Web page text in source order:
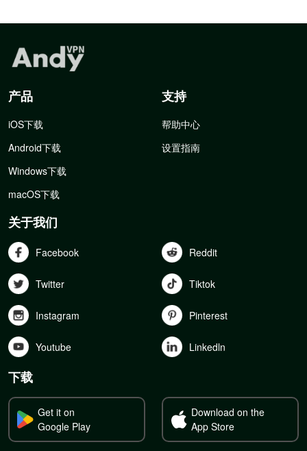
产品
iOS下载
Android下载
Windows下载
macOS下载
支持
帮助中心
设置指南
关于我们
Facebook Reddit
Twitter Tiktok
Instagram Pinterest
Youtube Linkedln
下载
Get it on
Google Play
Download on the
App Store